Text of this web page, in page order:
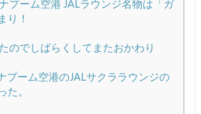
プーム空港 JALラウンジ名物は「ガ
り！
のでしばらくしてまたおかわり
プーム空港のJALサクララウンジの
た。